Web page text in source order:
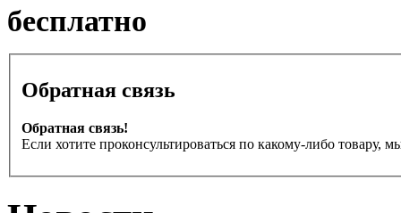
бесплатно
Обратная связь
Обратная связь!
Если хотите проконсультироваться по какому-либо товару,